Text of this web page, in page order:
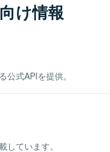
け情報
式APIを提供。
ています。